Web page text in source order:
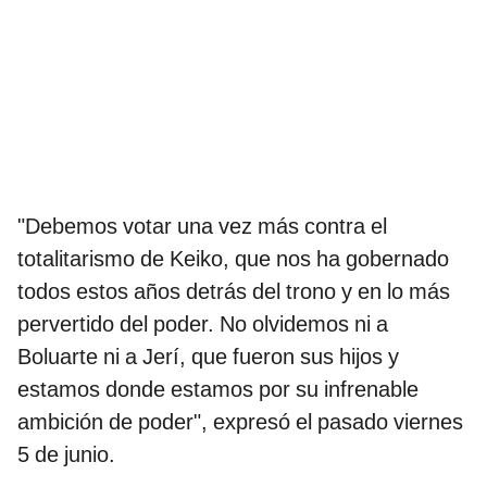
"Debemos votar una vez más contra el
totalitarismo de Keiko, que nos ha gobernado
todos estos años detrás del trono y en lo más
pervertido del poder. No olvidemos ni a
Boluarte ni a Jerí, que fueron sus hijos y
estamos donde estamos por su infrenable
ambición de poder", expresó el pasado viernes
5 de junio.